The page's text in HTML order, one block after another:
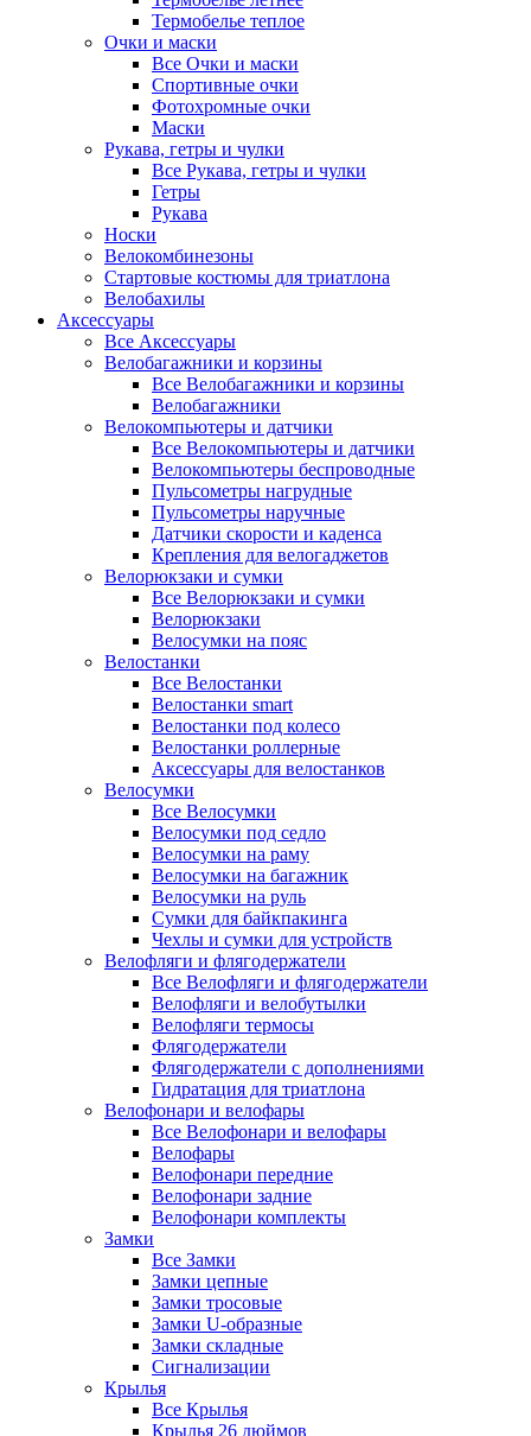
Термобелье теплое
Очки и маски
Все Очки и маски
Спортивные очки
Фотохромные очки
Маски
Рукава, гетры и чулки
Все Рукава, гетры и чулки
Гетры
Рукава
Носки
Велокомбинезоны
Стартовые костюмы для триатлона
Велобахилы
Аксессуары
Все Аксессуары
Велобагажники и корзины
Все Велобагажники и корзины
Велобагажники
Велокомпьютеры и датчики
Все Велокомпьютеры и датчики
Велокомпьютеры беспроводные
Пульсометры нагрудные
Пульсометры наручные
Датчики скорости и каденса
Крепления для велогаджетов
Велорюкзаки и сумки
Все Велорюкзаки и сумки
Велорюкзаки
Велосумки на пояс
Велостанки
Все Велостанки
Велостанки smart
Велостанки под колесо
Велостанки роллерные
Аксессуары для велостанков
Велосумки
Все Велосумки
Велосумки под седло
Велосумки на раму
Велосумки на багажник
Велосумки на руль
Сумки для байкпакинга
Чехлы и сумки для устройств
Велофляги и флягодержатели
Все Велофляги и флягодержатели
Велофляги и велобутылки
Велофляги термосы
Флягодержатели
Флягодержатели с дополнениями
Гидратация для триатлона
Велофонари и велофары
Все Велофонари и велофары
Велофары
Велофонари передние
Велофонари задние
Велофонари комплекты
Замки
Все Замки
Замки цепные
Замки тросовые
Замки U-образные
Замки складные
Сигнализации
Крылья
Все Крылья
Крылья 26 дюймов